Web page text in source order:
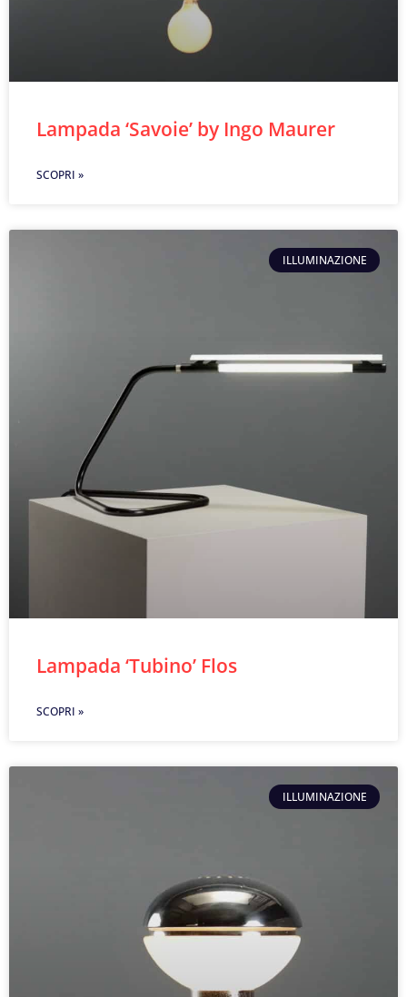
Lampada ‘Savoie’ by Ingo Maurer
SCOPRI »
ILLUMINAZIONE
Lampada ‘Tubino’ Flos
SCOPRI »
ILLUMINAZIONE